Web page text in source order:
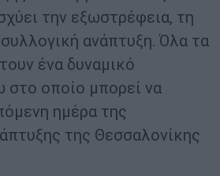
την εξωστρέφεια, τη
ανάπτυξη. Όλα τα
ένα δυναμικό
οποίο μπορεί να
ημέρα της
της Θεσσαλονίκης